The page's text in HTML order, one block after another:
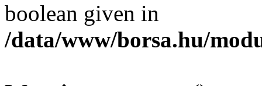
boolean given in
/data/www/borsa.hu/